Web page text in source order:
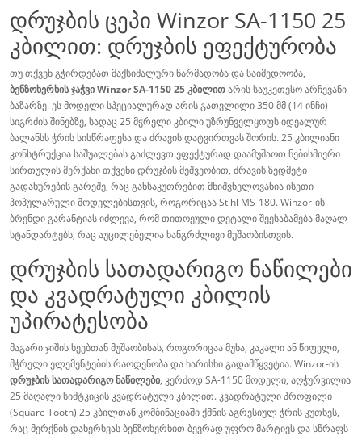
დრუჯბის ცეპი Winzor SA-1150 25
კბილით: დრუჯბის ეფექტურობა
თუ თქვენ გჭირდებათ მაქსიმალური წარმადობა და საიმედოობა,
ბენზოხერხის ჯაჭვი Winzor SA-1150 25 კბილითარის საუკეთესო არჩევანი
ბაზარზე. ეს მოდელი სპეციალურად არის გათვლილი 350 მმ (14 ინჩი)
სიგრძის შინებზე, სადაც 25 მჭრელი კბილი უზრუნველყოფს იდეალურ
ბალანსს ჭრის სისწრაფესა და ძრავის დატვირთვას შორის. 25 კბილიანი
კონსტრუქცია საშუალებას გაძლევთ ეფექტურად დაამუშაოთ ნებისმიერი
სირთულის მერქანი თქვენი დრუჯბის მეშვეობით, ძრავის ზედმეტი
გადახურების გარეშე, რაც განსაკუთრებით მნიშვნელოვანია ისეთი
პოპულარული მოდელებისთვის, როგორიცაა Stihl MS-180. Winzor-ის
ბრენდი გარანტიას იძლევა, რომ თითოეული დეტალი შეესაბამება მაღალ
სტანდარტებს, რაც აუცილებელია ხანგრძლივი მუშაობისთვის.
დრუჯბის სათადარიგო ნაწილები
და კვადრატული კბილის
უპირატესობა
მაგარი ჯიშის ხეებთან მუშაობისას, როგორიცაა მუხა, კაკალი ან წიფელი,
მჭრელი ელემენტების რაოდენობა და ხარისხი გადამწყვეტია. Winzor-ის
დრუჯბის სათადარიგო ნაწილები, კერძოდ SA-1150 მოდელი, აღჭურვილია
25 მაღალი სიმტკიცის კვადრატული კბილით. კვადრატული პროფილი
(Square Tooth) 25 კბილთან კომბინაციაში ქმნის აგრესიულ ჭრის კუთხეს,
რაც მერქნის დახერხვას ბენზოხერხით ბევრად უფრო მარტივს და სწრაფს